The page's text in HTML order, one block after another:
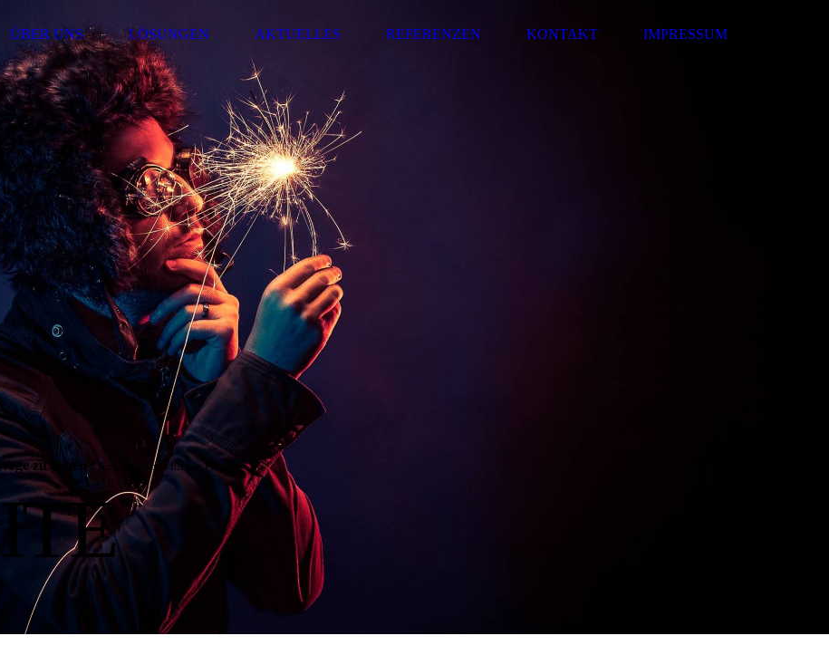
ÜBER UNS LÖSUNGEN AKTUELLES REFERENZEN KONTAKT IMPRESSUM
zu gehen /Aus der Praxis für die Praxis